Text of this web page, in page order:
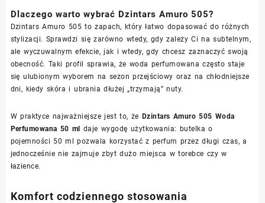
Dlaczego warto wybrać Dzintars Amuro 505?
Dzintars Amuro 505 to zapach, który łatwo dopasować do różnych
stylizacji. Sprawdzi się zarówno wtedy, gdy zależy Ci na subtelnym,
ale wyczuwalnym efekcie, jak i wtedy, gdy chcesz zaznaczyć swoją
obecność. Taki profil sprawia, że woda perfumowana często staje
się ulubionym wyborem na sezon przejściowy oraz na chłodniejsze
dni, kiedy skóra i ubrania dłużej „trzymają” nuty.
W praktyce najważniejsze jest to, że Dzintars Amuro 505 Woda
Perfumowana 50 ml daje wygodę użytkowania: butelka o
pojemności 50 ml pozwala korzystać z perfum przez długi czas, a
jednocześnie nie zajmuje zbyt dużo miejsca w torebce czy w
łazience.
Komfort codziennego stosowania